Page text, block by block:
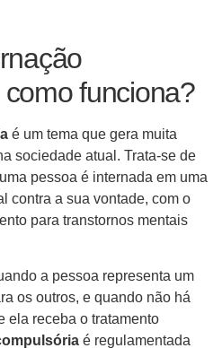
funciona?
é um tema que gera muita
sociedade atual. Trata-se de
pessoa é internada em uma
contra a sua vontade, com o
para transtornos mentais
a pessoa representa um
os outros, e quando não há
ela receba o tratamento
é regulamentada